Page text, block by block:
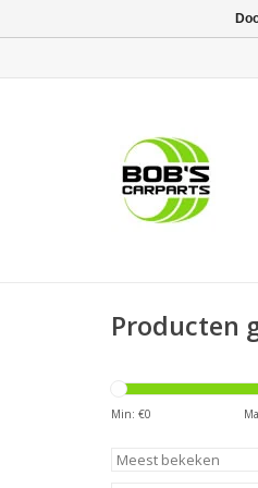
Producten
Min: €0